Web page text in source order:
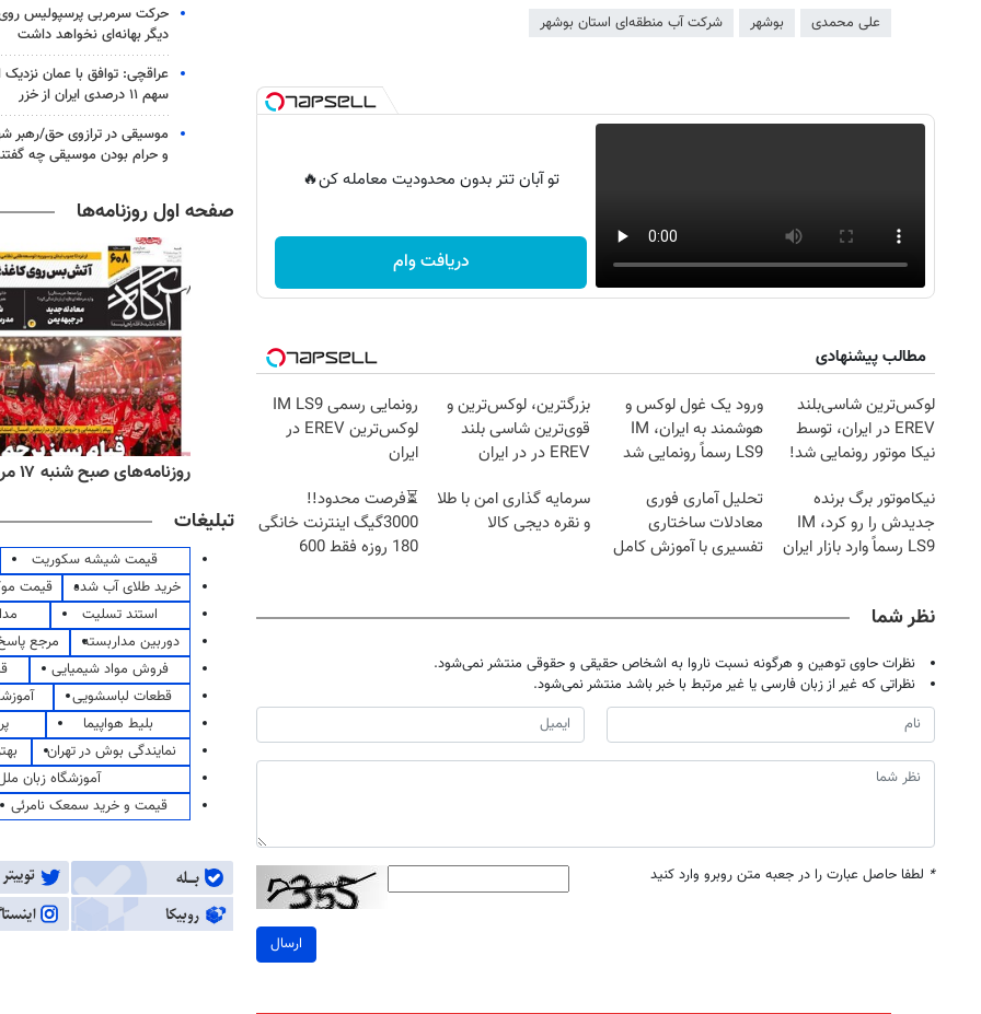
علی محمدی بوشهر شرکت آب منطقه‌ای استان بوشهر
تو آبان تتر بدون محدودیت معامله کن🔥
دریافت وام
مطالب پیشنهادی
لوکس‌ترین شاسی‌بلند
EREV در ایران، توسط
نیکا موتور رونمایی شد!
ورود یک غول لوکس و
هوشمند به ایران، IM
LS9 رسماً رونمایی شد
بزرگترین، لوکس‌ترین و
قوی‌ترین شاسی بلند
EREV در در ایران
رونمایی رسمی IM LS9
لوکس‌ترین EREV در
ایران
نیکاموتور برگ برنده
جدیدش را رو کرد، IM
LS9 رسماً وارد بازار ایران
تحلیل آماری فوری
معادلات ساختاری
تفسیری با آموزش کامل
سرمایه گذاری امن با طلا
و نقره دیجی کالا
⏳فرصت محدود!!
3000گیگ اینترنت خانگی
180 روزه فقط 600
نظر شما
نظرات حاوی توهین و هرگونه نسبت ناروا به اشخاص حقیقی و حقوقی منتشر نمی‌شود.
نظراتی که غیر از زبان فارسی یا غیر مرتبط با خبر باشد منتشر نمی‌شود.
* لطفا حاصل عبارت را در جعبه متن روبرو وارد کنید
ارسال
حرکت سرمربی پرسپولیس روی
دیگر بهانه‌ای نخواهد داشت
عراقچی: توافق با عمان
سهم ۱۱ درصدی ایران از خزر
موسیقی در ترازوی حق/رهبر
و حرام بودن موسیقی چه
صفحه اول روزنامه‌ها
روزنامه‌های صبح شنبه ۱۷ مرداد ۱۴۰۵
تبلیغات
قیمت شیشه سکوریت
خرید طلای آب شده
قیمت
استند تسلیت
دوربین مداربسته
مرجع
فروش مواد شیمیایی
قطعات لباسشویی
بلیط هواپیما
نمایندگی بوش در تهران
آموزشگاه زبان
قیمت و خرید سمعک نامرئی